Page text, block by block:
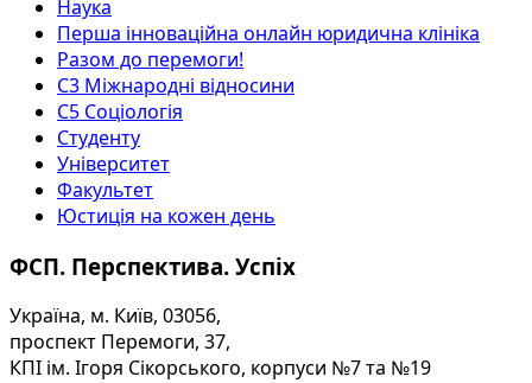
Наука
Перша інноваційна онлайн юридична клініка
Разом до перемоги!
С3 Міжнародні відносини
С5 Соціологія
Студенту
Університет
Факультет
Юстиція на кожен день
ФСП. Перспектива. Успіх
Україна, м. Київ, 03056,
проспект Перемоги, 37,
КПІ ім. Ігоря Сікорського, корпуси №7 та №19